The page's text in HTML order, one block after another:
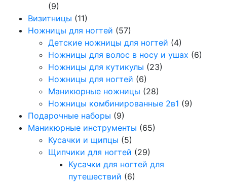
(9)
Визитницы (11)
Ножницы для ногтей (57)
Детские ножницы для ногтей (4)
Ножницы для волос в носу и ушах (6)
Ножницы для кутикулы (23)
Ножницы для ногтей (6)
Маникюрные ножницы (28)
Ножницы комбинированные 2в1 (9)
Подарочные наборы (9)
Маникюрные инструменты (65)
Кусачки и щипцы (5)
Щипчики для ногтей (29)
Кусачки для ногтей для
путешествий (6)